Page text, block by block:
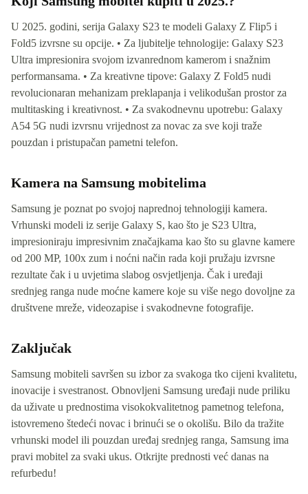
U 2025. godini, serija Galaxy S23 te modeli Galaxy Z Flip5 i
Fold5 izvrsne su opcije. • Za ljubitelje tehnologije: Galaxy S23
Ultra impresionira svojom izvanrednom kamerom i snažnim
performansama. • Za kreativne tipove: Galaxy Z Fold5 nudi
revolucionaran mehanizam preklapanja i velikodušan prostor za
multitasking i kreativnost. • Za svakodnevnu upotrebu: Galaxy
A54 5G nudi izvrsnu vrijednost za novac za sve koji traže
pouzdan i pristupačan pametni telefon.
Kamera na Samsung mobitelima
Samsung je poznat po svojoj naprednoj tehnologiji kamera.
Vrhunski modeli iz serije Galaxy S, kao što je S23 Ultra,
impresioniraju impresivnim značajkama kao što su glavne kamere
od 200 MP, 100x zum i noćni način rada koji pružaju izvrsne
rezultate čak i u uvjetima slabog osvjetljenja. Čak i uređaji
srednjeg ranga nude moćne kamere koje su više nego dovoljne za
društvene mreže, videozapise i svakodnevne fotografije.
Zaključak
Samsung mobiteli savršen su izbor za svakoga tko cijeni kvalitetu,
inovacije i svestranost. Obnovljeni Samsung uređaji nude priliku
da uživate u prednostima visokokvalitetnog pametnog telefona,
istovremeno štedeći novac i brinući se o okolišu. Bilo da tražite
vrhunski model ili pouzdan uređaj srednjeg ranga, Samsung ima
pravi mobitel za svaki ukus. Otkrijte prednosti već danas na
refurbedu!